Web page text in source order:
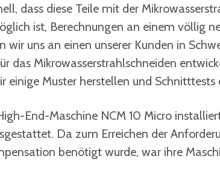
dass diese Teile mit der
ist, Berechnungen an einem völlig
wir uns an einen unserer Kunden in
das Mikrowasserstrahlschneiden
einige Muster herstellen und
End-Maschine NCM 10 Micro
Da zum Erreichen der
benötigt wurde, war ihre